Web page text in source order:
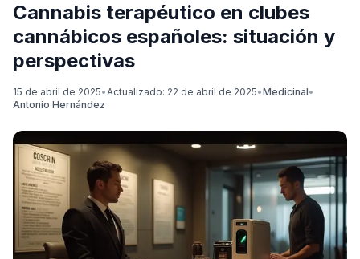
Cannabis terapéutico en clubes
cannábicos españoles: situación y
perspectivas
15 de abril de 2025•Actualizado: 22 de abril de 2025•Medicinal•
Antonio Hernández